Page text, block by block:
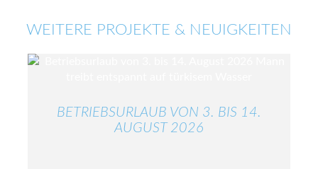
WEITERE PROJEKTE & NEUIGKEITEN
BETRIEBSURLAUB VON 3. BIS 14.
AUGUST 2026